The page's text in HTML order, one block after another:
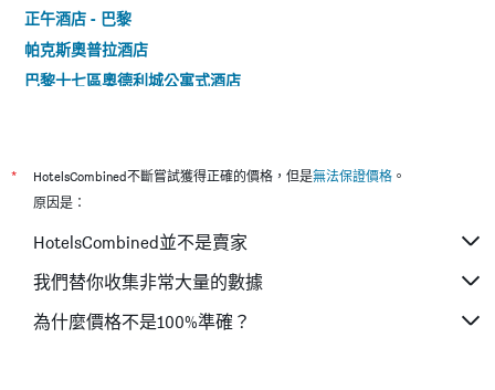
正午酒店 - 巴黎
帕克斯奧普拉酒店
巴黎十七區奧德利城公寓式酒店
巴黎貝爾西宜必思尚品酒店
提姆埃菲爾鐵塔酒店
Oops!拉丁區西普旅館
塞拉米克愛麗舍酒店
伯爾尼歌劇院酒店
* HotelsCombined不斷嘗試獲得正確的價格，但是無法保證價格 。
原因是：
HotelsCombined並不是賣家
我們替你收集非常大量的數據
為什麼價格不是100%準確？